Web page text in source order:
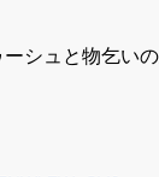
シュと物乞い